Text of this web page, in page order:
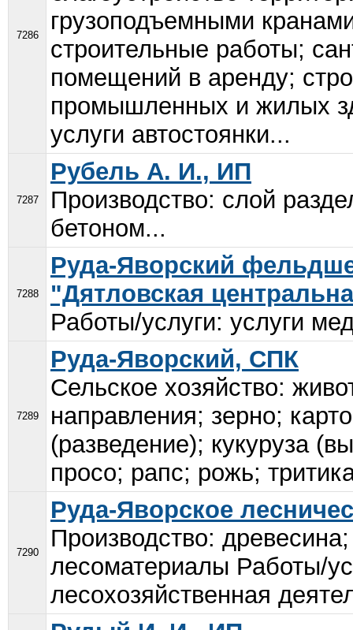
7286
грузоподъемными
строительные работы;
помещений в аренду;
промышленных и жилых
услуги автостоянки...
7287
Рубель А. И., ИП
Производство: слой
бетоном...
7288
Руда-Яворский
"Дятловская
Работы/услуги: услуги
7289
Руда-Яворский, СПК
Сельское хозяйство:
направления; зерно;
(разведение); кукуруза
просо; рапс; рожь;
7290
Руда-Яворское
Производство:
лесоматериалы Работы/
лесохозяйственная